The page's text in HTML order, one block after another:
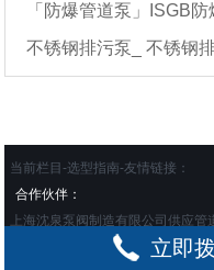
「防爆管道泵」ISGB
不锈钢排污泵_ 不锈钢
当前栏目-选型指南-友情链接：
合作伙伴：
上海沈泉泵阀制造有限公司供应
型，型号及价格在这一站购买齐全
立即